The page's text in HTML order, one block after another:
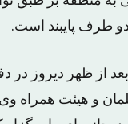
دو طرف پایبند است.
بعد از ظهر دیروز در
و هیئت همراه وی